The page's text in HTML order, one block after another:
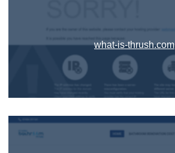
what-is-thrush.com